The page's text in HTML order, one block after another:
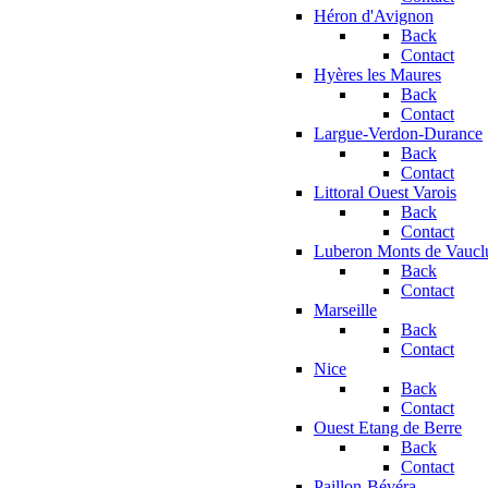
Héron d'Avignon
Back
Contact
Hyères les Maures
Back
Contact
Largue-Verdon-Durance
Back
Contact
Littoral Ouest Varois
Back
Contact
Luberon Monts de
Back
Contact
Marseille
Back
Contact
Nice
Back
Contact
Ouest Etang de Berre
Back
Contact